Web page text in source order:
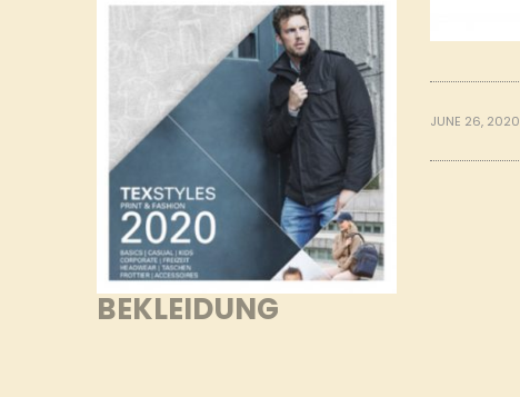
BEKLEIDUNG
JUNE 26, 2020